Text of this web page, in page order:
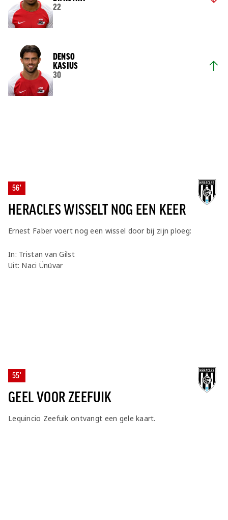
22
DENSO
KASIUS
30
56'
HERACLES WISSELT NOG EEN KEER
Ernest Faber voert nog een wissel door bij zijn ploeg:
In: Tristan van Gilst
Uit: Naci Ünüvar
55'
GEEL VOOR ZEEFUIK
Lequincio Zeefuik ontvangt een gele kaart.